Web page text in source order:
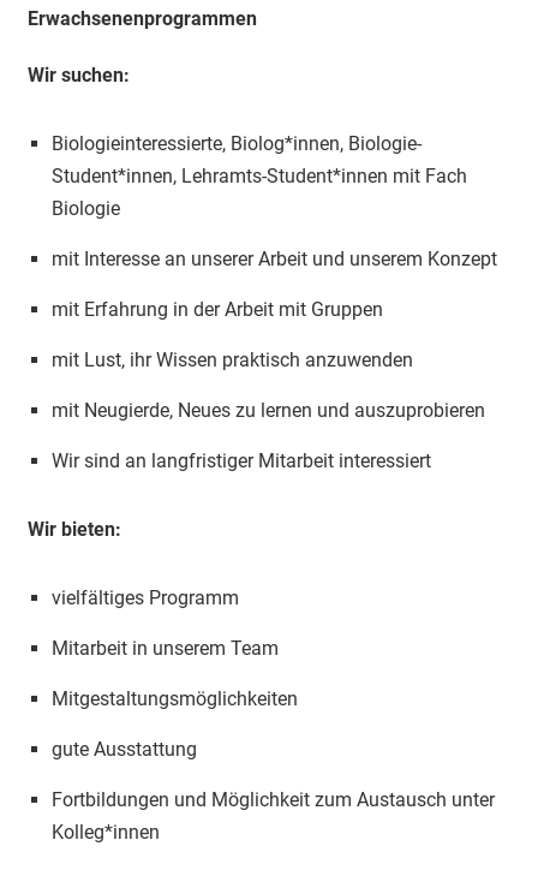
Erwachsenenprogrammen
Wir suchen:
Biologieinteressierte, Biolog*innen, Biologie-
Student*innen, Lehramts-Student*innen mit Fach
Biologie
mit Interesse an unserer Arbeit und unserem Konzept
mit Erfahrung in der Arbeit mit Gruppen
mit Lust, ihr Wissen praktisch anzuwenden
mit Neugierde, Neues zu lernen und auszuprobieren
Wir sind an langfristiger Mitarbeit interessiert
Wir bieten:
vielfältiges Programm
Mitarbeit in unserem Team
Mitgestaltungsmöglichkeiten
gute Ausstattung
Fortbildungen und Möglichkeit zum Austausch unter
Kolleg*innen